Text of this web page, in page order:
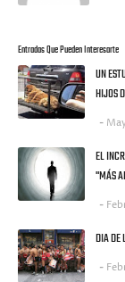
Entradas Que Pueden Interesarte
UN
HIJOS
EL
"MÁS
DIA DE